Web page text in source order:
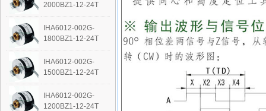
2000BZ1-12-24T
IHA6012-002G-
1800BZ1-12-24T
IHA6012-002G-
1500BZ1-12-24T
IHA6012-002G-
1200BZ1-12-24T